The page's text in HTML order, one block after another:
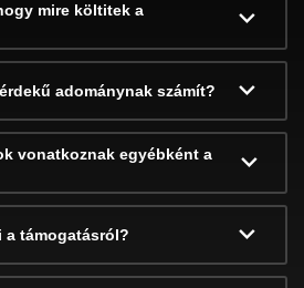
mire költitek a
adománynak számít?
vonatkoznak egyébként a
a támogatásról?